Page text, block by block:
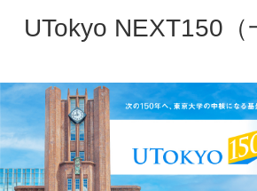
UTokyo NEXT150（